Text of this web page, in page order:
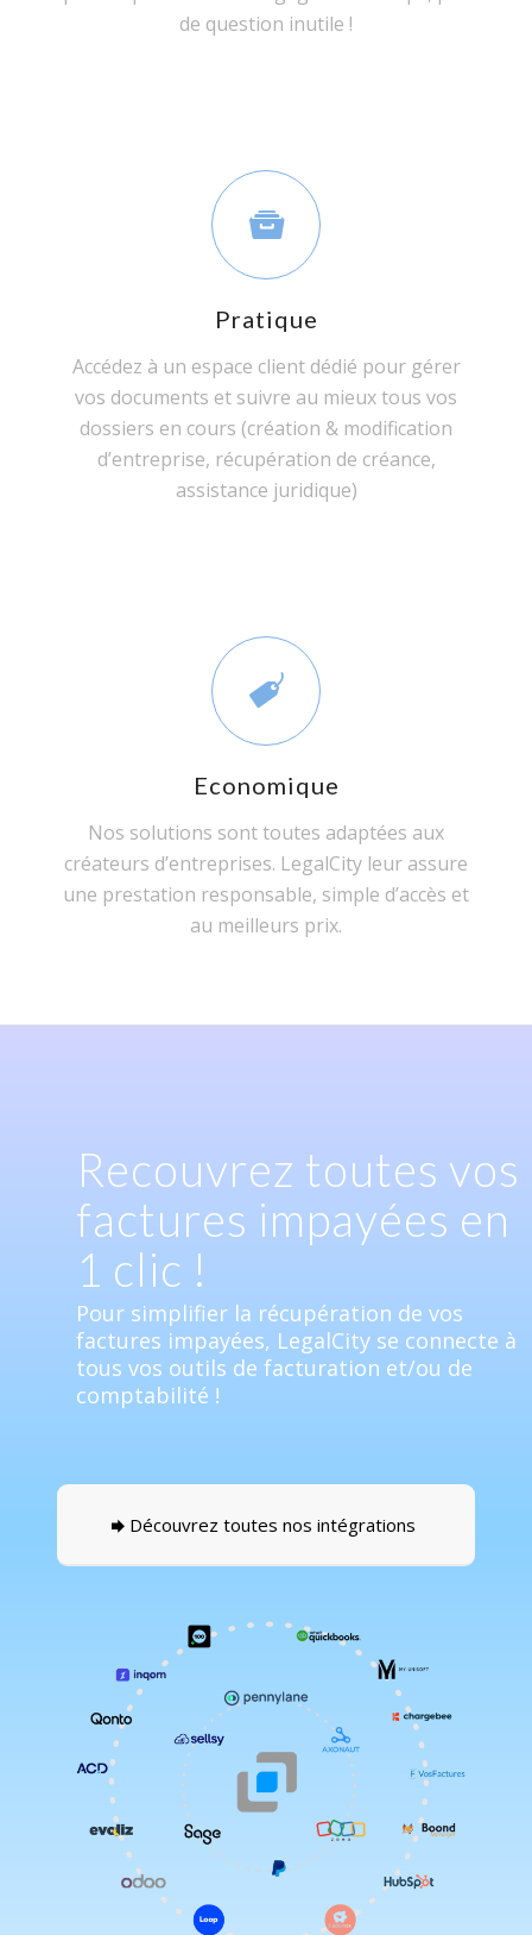
de question inutile !
Pratique
Accédez à un espace client dédié pour gérer
vos documents et suivre au mieux tous vos
dossiers en cours (création & modification
d’entreprise, récupération de créance,
assistance juridique)
Economique
Nos solutions sont toutes adaptées aux
créateurs d’entreprises. LegalCity leur assure
une prestation responsable, simple d’accès et
au meilleurs prix.
Recouvrez toutes vos
factures impayées en
1 clic !
Pour simplifier la récupération de vos
factures impayées, LegalCity se connecte à
tous vos outils de facturation et/ou de
comptabilité !
Découvrez toutes nos intégrations